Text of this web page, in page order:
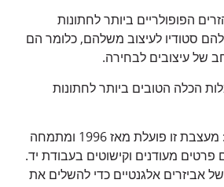
הפופולריים ביותר לחתונות
סטודיו לעיצוב משלהם, כלומר הם
של עיצובים לבחירה.
הטובים ביותר לחתונות
1) ליזה ג’יין קוטור כלה: מעצבת זו פועלת מאז 1996 ומתמחה
מעודנים וקישוטים בעבודת יד.
אלגנטיים כדי להשלים את